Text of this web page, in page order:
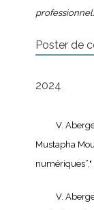
Poster de
2024
V.
Mustapha
numériques”,"
V.